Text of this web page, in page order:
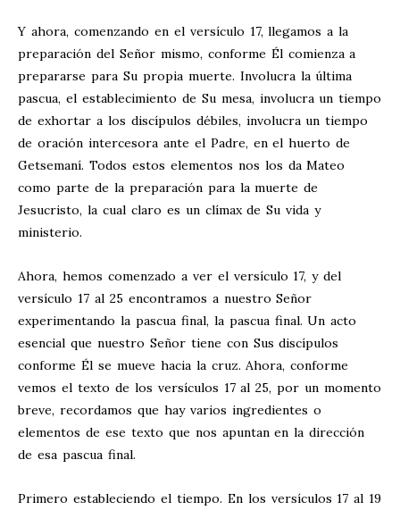
Y ahora, comenzando en el versículo 17, llegamos a la
preparación del Señor mismo, conforme Él comienza a
prepararse para Su propia muerte. Involucra la última
pascua, el establecimiento de Su mesa, involucra un tiempo
de exhortar a los discípulos débiles, involucra un tiempo
de oración intercesora ante el Padre, en el huerto de
Getsemaní. Todos estos elementos nos los da Mateo
como parte de la preparación para la muerte de
Jesucristo, la cual claro es un clímax de Su vida y
ministerio.
Ahora, hemos comenzado a ver el versículo 17, y del
versículo 17 al 25 encontramos a nuestro Señor
experimentando la pascua final, la pascua final. Un acto
esencial que nuestro Señor tiene con Sus discípulos
conforme Él se mueve hacia la cruz. Ahora, conforme
vemos el texto de los versículos 17 al 25, por un momento
breve, recordamos que hay varios ingredientes o
elementos de ese texto que nos apuntan en la dirección
de esa pascua final.
Primero estableciendo el tiempo. En los versículos 17 al 19